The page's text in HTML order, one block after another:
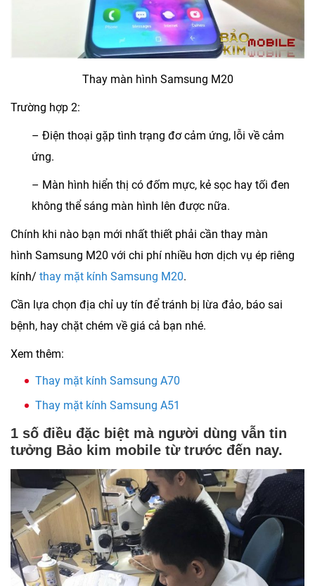
Thay màn hình Samsung M20
Trường hợp 2:
– Điện thoại gặp tình trạng đơ cảm ứng, lỗi về cảm
ứng.
– Màn hình hiển thị có đốm mực, kẻ sọc hay tối đen
không thể sáng màn hình lên được nữa.
Chính khi nào bạn mới nhất thiết phải cần thay màn
hình Samsung M20 với chi phí nhiều hơn dịch vụ ép riêng
kính/ thay mặt kính Samsung M20.
Cần lựa chọn địa chỉ uy tín để tránh bị lừa đảo, báo sai
bệnh, hay chặt chém về giá cả bạn nhé.
Xem thêm:
Thay mặt kính Samsung A70
Thay mặt kính Samsung A51
1 số điều đặc biệt mà người dùng vẫn tin
tưởng Bảo kim mobile từ trước đến nay.